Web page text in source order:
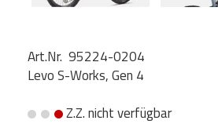
Art.Nr. 95224-0204
Levo S-Works, Gen 4
Z.Z. nicht verfügbar